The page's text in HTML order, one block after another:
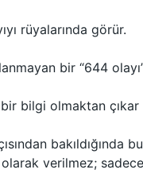
rüyalarında görür.
bir “644
bir bilgi olmaktan
verilmez;